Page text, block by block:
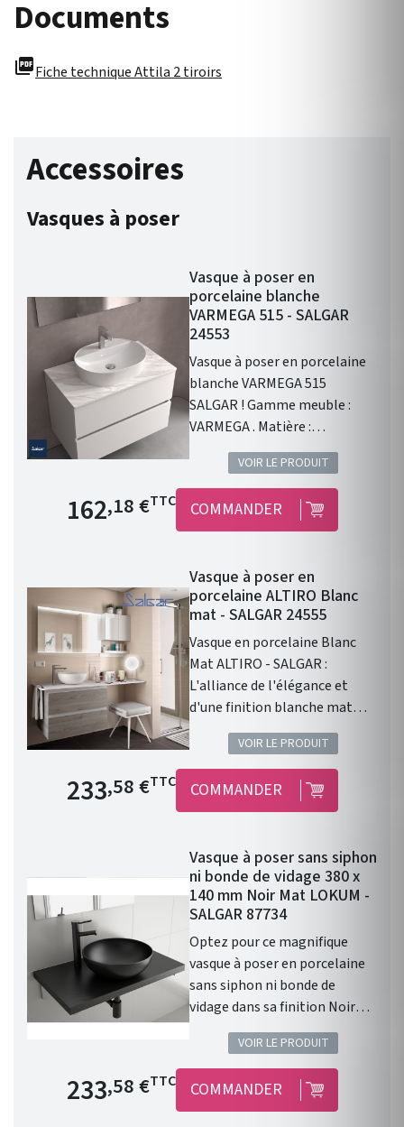
Documents
picture_as_pdfFiche technique Attila 2 tiroirs
Accessoires
Vasques à poser
Vasque à poser en
porcelaine blanche
VARMEGA 515 - SALGAR
24553
Vasque à poser en porcelaine
blanche VARMEGA 515
SALGAR ! Gamme meuble :
VARMEGA . Matière :
porcelaine blanche .
Dimensions : 500 x 385 x 120
mm. Livré sans bonde et sans
siphon. Garantie 2 ans.
VOIR LE PRODUIT
Prix de base
162,18 €TTC COMMANDER
Vasque à poser en
porcelaine ALTIRO Blanc
mat - SALGAR 24555
Vasque en porcelaine Blanc
Mat ALTIRO - SALGAR :
L'alliance de l'élégance et
d'une finition blanche mat
Vasque à poser ALTIRO EN
PORCELAINE BLANCHE MAT D
390 x 140 mm . Une finition en
porcelaine blanche Mat. Sans
trou de perçage pour un
robinet à bec haut ou encastré
dans le mur. Diamètre de 390
mm Profondeur de 140 mm
Coloris : Blanc Mat. Cette
vasque ALTIRO en porcelaine
blanche se caractérise par
sa finition mate et réunit les
caractéristiques qui en feront
la pièce maîtresse de votre
salle de bains.
VOIR LE PRODUIT
Prix de base
233,58 €TTC COMMANDER
Vasque à poser sans siphon
ni bonde de vidage 380 x
140 mm Noir Mat LOKUM -
SALGAR 87734
Optez pour ce magnifique
vasque à poser en porcelaine
sans siphon ni bonde de
vidage dans sa finition Noir
Vasque à poser. Matière :
porcelaine. Sans siphon ni
bonde de vidage. Résistante
aux produits chimiques et aux
VOIR LE PRODUIT
Prix de base
233,58 €TTC COMMANDER